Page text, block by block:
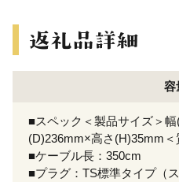
容
■スペック＜製品サイズ＞
(D)236mm×高さ(H)35mm＜
■ケーブル長：350cm
■プラグ：TS標準タイプ（